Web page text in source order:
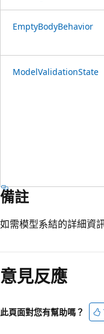
EmptyBodyBehavior
ModelValidationState
備註
如需模型系結的詳細資
意見反應
此頁面對您有幫助嗎？